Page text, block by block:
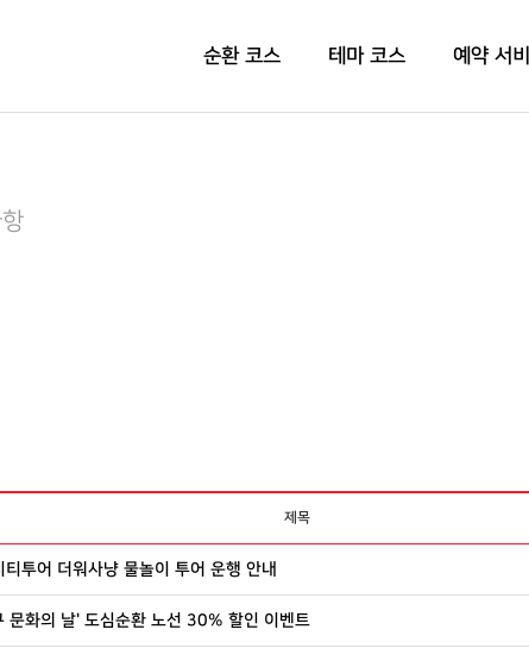
순환 코스 테마 코스 예약 서
제목
투어 더워사냥 물놀이 투어 운행 안내
문화의 날' 도심순환 노선 30% 할인 이벤트